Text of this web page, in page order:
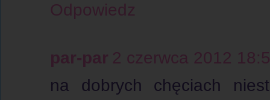
Odpowiedz
par-par 2 czerwca 2012
na dobrych chęciach